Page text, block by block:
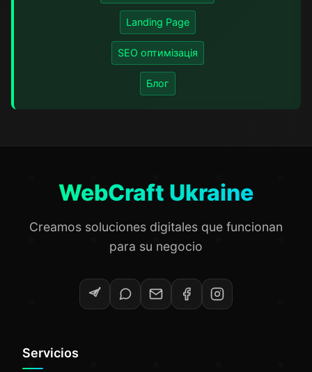
Landing Page
SEO оптимізація
Блог
WebCraft Ukraine
Creamos soluciones digitales que funcionan
para su negocio
Servicios